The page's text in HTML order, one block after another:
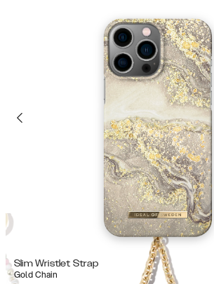
Slim Wristlet Strap
Gold Chain